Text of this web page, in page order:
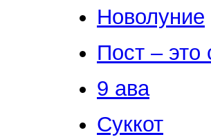
Новолуние
Пост – это
9 aвa
Суккот